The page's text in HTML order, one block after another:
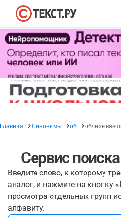
Главная Синонимы об
Сервис
Введите слово, к которому
аналог, и нажмите на кнопку
просмотра отдельных групп
алфавиту.